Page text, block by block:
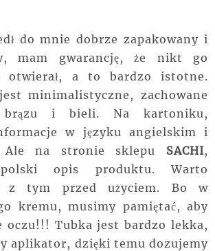
do mnie dobrze zapakowany i
mam gwarancję, że nikt go
otwierał, a to bardzo istotne.
minimalistyczne, zachowane
i bieli. Na kartoniku,
w języku angielskim i
Ale na stronie sklepu SACHI,
opis produktu. Warto
z tym przed użyciem. Bo w
kremu, musimy pamiętać, aby
oczu!!! Tubka jest bardzo lekka,
aplikator, dzięki temu dozujemy